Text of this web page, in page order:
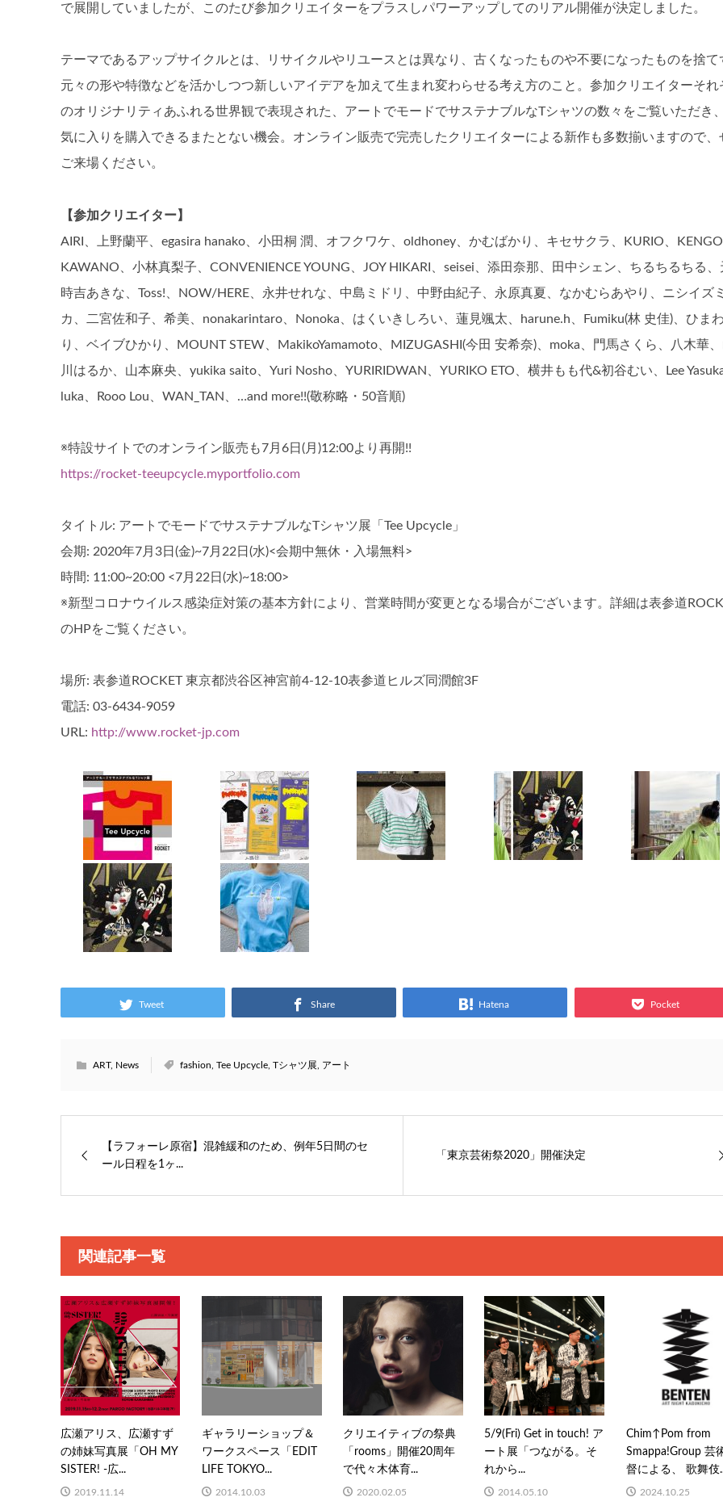
で展開していましたが、このたび参加クリエイターをプラスしパワーアップしてのリアル開催が決定しました。
テーマであるアップサイクルとは、リサイクルやリユースとは異なり、古くなったものや不要になったものを捨て
元々の形や特徴などを活かしつつ新しいアイデアを加えて生まれ変わらせる考え方のこと。参加クリエイターそれ
のオリジナリティあふれる世界観で表現された、アートでモードでサステナブルなTシャツの数々をご覧いただき
気に入りを購入できるまたとない機会。オンライン販売で完売したクリエイターによる新作も多数揃いますので、
ご来場ください。
【参加クリエイター】
AIRI、上野蘭平、egasira hanako、小田桐 潤、オフクワケ、oldhoney、かむばかり、キセサクラ、KURIO、KENGO
KAWANO、小林真梨子、CONVENIENCE YOUNG、JOY HIKARI、seisei、添田奈那、田中シェン、ちるちるちる、
時吉あきな、Toss!、NOW/HERE、永井せれな、中島ミドリ、中野由紀子、永原真夏、なかむらあやり、ニシイズ
カ、二宮佐和子、希美、nonakarintaro、Nonoka、はくいきしろい、蓮見颯太、harune.h、Fumiku(林 史佳)、ひまわ
り、ベイブひかり、MOUNT STEW、MakikoYamamoto、MIZUGASHI(今田 安希奈)、moka、門馬さくら、八木華
川はるか、山本麻央、yukika saito、Yuri Nosho、YURIRIDWAN、YURIKO ETO、横井もも代&初谷むい、Lee Yasuka
luka、Rooo Lou、WAN_TAN、…and more!!(敬称略・50音順)
※特設サイトでのオンライン販売も7月6日(月)12:00より再開!!
https://rocket-teeupcycle.myportfolio.com
タイトル: アートでモードでサステナブルなTシャツ展「Tee Upcycle」
会期: 2020年7月3日(金)~7月22日(水)<会期中無休・入場無料>
時間: 11:00~20:00 <7月22日(水)~18:00>
※新型コロナウイルス感染症対策の基本方針により、営業時間が変更となる場合がございます。詳細は表参道
のHPをご覧ください。
場所: 表参道ROCKET 東京都渋谷区神宮前4-12-10表参道ヒルズ同潤館3F
電話: 03-6434-9059
URL: http://www.rocket-jp.com
Tweet Share Hatena Pocket
ART, News fashion Tee Upcycle, Tシャツ展 アート
【ラフォーレ原宿】混雑緩和のため、例年5日間のセ
ール日程を1ヶ...
「東京芸術祭2020」開催決定
関連記事一覧
広瀬アリス、広瀬すず
の姉妹写真展「OH MY
SISTER! -広...
2019.11.14
ギャラリーショップ＆
ワークスペース「EDIT
LIFE TOKYO...
2014.10.03
クリエイティブの祭典
「rooms」開催20周年
で代々木体育...
2020.02.05
5/9(Fri) Get in touch! ア
ート展「つながる。そ
れから...
2014.05.10
Chim↑Pom from
Smappa!Group 芸
督による、 歌舞伎
2024.10.25